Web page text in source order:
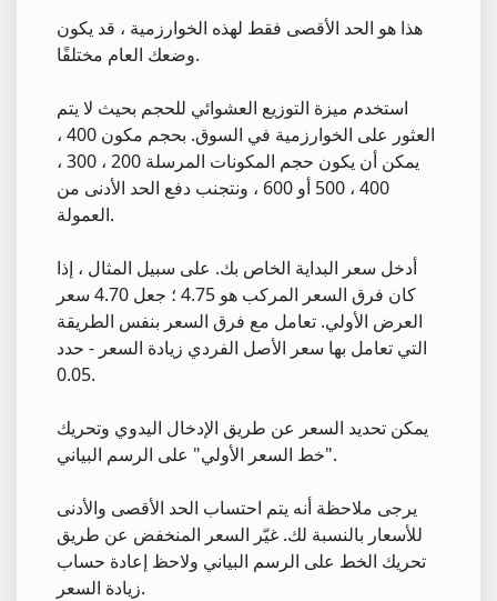
هذا هو الحد الأقصى فقط لهذه الخوارزمية ، قد يكون
وضعك العام مختلفًا.
استخدم ميزة التوزيع العشوائي للحجم بحيث لا يتم
العثور على الخوارزمية في السوق. بحجم مكون 400 ،
يمكن أن يكون حجم المكونات المرسلة 200 ، 300 ،
400 ، 500 أو 600 ، ونتجنب دفع الحد الأدنى من
العمولة.
أدخل سعر البداية الخاص بك. على سبيل المثال ، إذا
كان فرق السعر المركب هو 4.75 ؛ جعل 4.70 سعر
العرض الأولي. تعامل مع فرق السعر بنفس الطريقة
التي تعامل بها سعر الأصل الفردي زيادة السعر - حدد
0.05.
يمكن تحديد السعر عن طريق الإدخال اليدوي وتحريك
"خط السعر الأولي" على الرسم البياني.
يرجى ملاحظة أنه يتم احتساب الحد الأقصى والأدنى
للأسعار بالنسبة لك. غيّر السعر المنخفض عن طريق
تحريك الخط على الرسم البياني ولاحظ إعادة حساب
زيادة السعر.